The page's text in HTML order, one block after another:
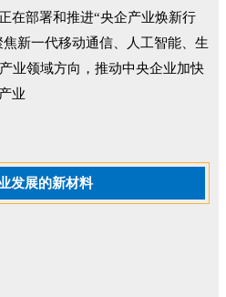
在部署和推进“央企产业焕新行
新一代移动通信、人工智能、生
业领域方向，推动中央企业加快
业
发展的新材料